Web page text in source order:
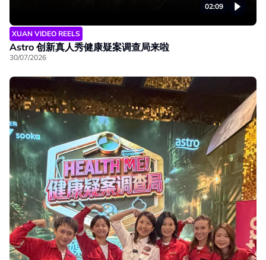
02:09
XUAN VIDEO REELS
Astro 创新真人秀健康疑案调查局来啦
30/07/2026